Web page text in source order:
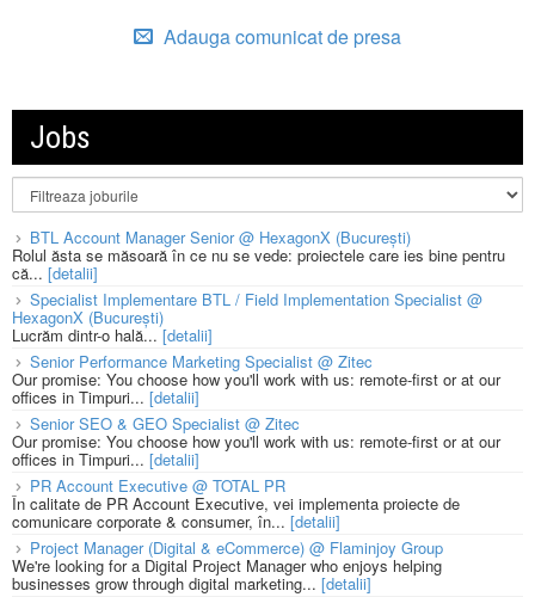
Adauga comunicat de presa
Jobs
BTL Account Manager Senior @ HexagonX (București)
Rolul ăsta se măsoară în ce nu se vede: proiectele care ies bine pentru
că... [detalii]
Specialist Implementare BTL / Field Implementation Specialist @
HexagonX (București)
Lucrăm dintr-o hală...[detalii]
Senior Performance Marketing Specialist @ Zitec
Our promise: You choose how you'll work with us: remote-first or at our
offices in Timpuri... [detalii]
Senior SEO & GEO Specialist @ Zitec
Our promise: You choose how you'll work with us: remote-first or at our
offices in Timpuri... [detalii]
PR Account Executive @ TOTAL PR
În calitate de PR Account Executive, vei implementa proiecte de
comunicare corporate & consumer, în... [detalii]
Project Manager (Digital & eCommerce) @ Flaminjoy Group
We're looking for a Digital Project Manager who enjoys helping
businesses grow through digital marketing... [detalii]